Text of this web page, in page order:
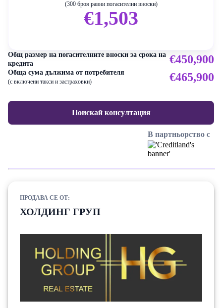
(300 броя равни погасителни вноски)
€1,503
Общ размер на погасителните вноски за срока на
кредита
€450,900
Обща сума дължима от потребителя
(с включени такси и застраховки) €465,900
Поискай консултация
В партньорство с
ПРОДАВА СЕ ОТ:
ХОЛДИНГ ГРУП